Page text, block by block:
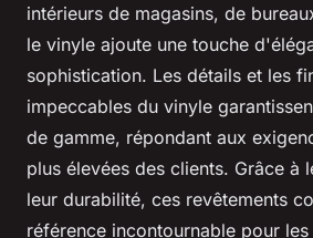
intérieurs de magasins, de
le vinyle ajoute une touche
sophistication. Les détails et les
impeccables du vinyle
de gamme, répondant aux
plus élevées des clients. Grâce à
leur durabilité, ces revêtements
référence incontournable pour